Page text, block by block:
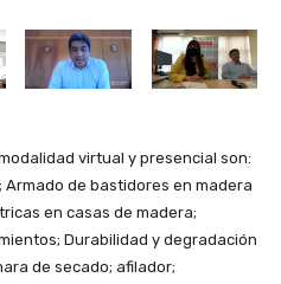
virtual y presencial son:
de bastidores en madera
en casas de madera;
Durabilidad y degradación
de secado; afilador;